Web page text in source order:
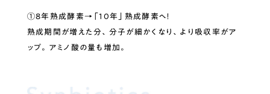
①8年熟成酵素→「10年」熟成酵素へ！
熟成期間が増えた分、分子が細かくなり、より吸収率がア
ップ。アミノ酸の量も増加。